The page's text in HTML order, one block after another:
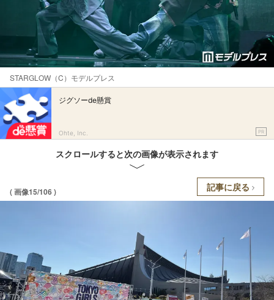
STARGLOW（C）モデルプレス
ジグソーde懸賞
Ohte, Inc. PR
スクロールすると次の画像が表示されます
( 画像15/106 ) 記事に戻る